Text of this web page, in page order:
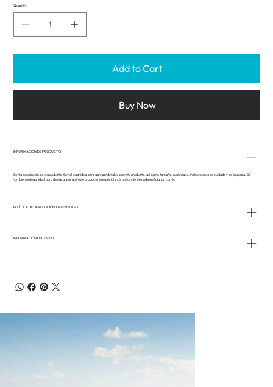
Quantity
Add to Cart
Buy Now
INFORMACIÓN DE PRODUCTO
Soy la descripción de un producto. Soy el lugar ideal para agregar detalles sobre tu producto, así como tamaño, materiales, instrucciones de cuidado y de limpieza. Es
también un lugar ideal para destacar por qué este producto es especial y cómo tus clientes se beneficiarían con él.
POLÍTICA DE DEVOLUCIÓN Y REEMBOLSO
INFORMACIÓN DEL ENVÍO